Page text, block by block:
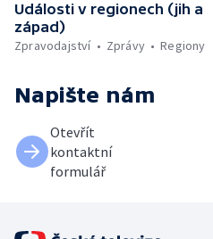
Události v regionech (jih a
západ)
Zpravodajství
Zprávy Regiony
Napište nám
Otevřít
kontaktní
formulář